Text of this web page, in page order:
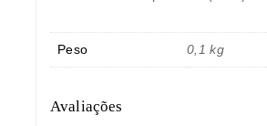
Peso 0,1 kg
Avaliações